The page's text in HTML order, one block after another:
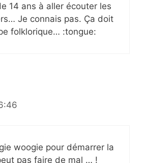
14 ans à aller écouter les
Je connais pas. Ça doit
folklorique… :tongue:
woogie pour démarrer la
pas faire de mal … !